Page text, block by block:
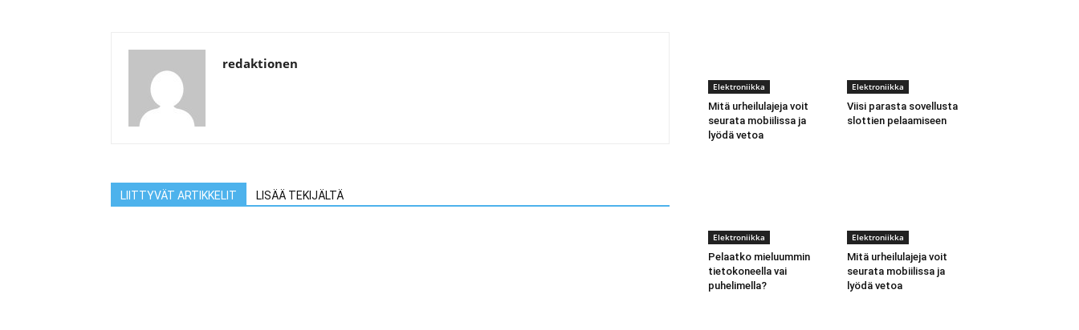
redaktionen
LIITTYVÄT ARTIKKELIT LISÄÄ TEKIJÄLTÄ
Elektroniikka
Mitä urheilulajeja voit
seurata mobiilissa ja
lyödä vetoa
Elektroniikka
Viisi parasta sovellusta
slottien pelaamiseen
Elektroniikka
Pelaatko mieluummin
tietokoneella vai
puhelimella?
Elektroniikka
Mitä urheilulajeja voit
seurata mobiilissa ja
lyödä vetoa